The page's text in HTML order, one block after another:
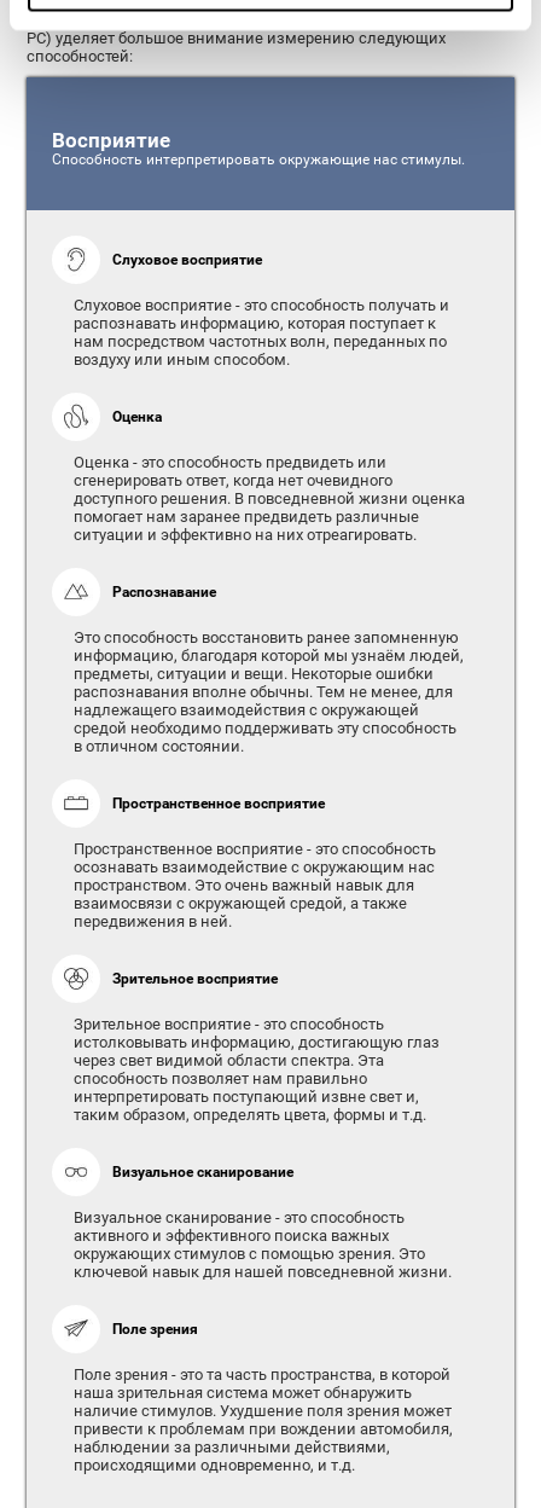
PC) уделяет большое внимание измерению следующих
способностей:
Восприятие
Способность интерпретировать окружающие нас стимулы.
Слуховое восприятие
Слуховое восприятие - это способность получать и
распознавать информацию, которая поступает к
нам посредством частотных волн, переданных по
воздуху или иным способом.
Оценка
Оценка - это способность предвидеть или
сгенерировать ответ, когда нет очевидного
доступного решения. В повседневной жизни оценка
помогает нам заранее предвидеть различные
ситуации и эффективно на них отреагировать.
Распознавание
Это способность восстановить ранее запомненную
информацию, благодаря которой мы узнаём людей,
предметы, ситуации и вещи. Некоторые ошибки
распознавания вполне обычны. Тем не менее, для
надлежащего взаимодействия с окружающей
средой необходимо поддерживать эту способность
в отличном состоянии.
Пространственное восприятие
Пространственное восприятие - это способность
осознавать взаимодействие с окружающим нас
пространством. Это очень важный навык для
взаимосвязи с окружающей средой, а также
передвижения в ней.
Зрительное восприятие
Зрительное восприятие - это способность
истолковывать информацию, достигающую глаз
через свет видимой области спектра. Эта
способность позволяет нам правильно
интерпретировать поступающий извне свет и,
таким образом, определять цвета, формы и т.д.
Визуальное сканирование
Визуальное сканирование - это способность
активного и эффективного поиска важных
окружающих стимулов с помощью зрения. Это
ключевой навык для нашей повседневной жизни.
Поле зрения
Поле зрения - это та часть пространства, в которой
наша зрительная система может обнаружить
наличие стимулов. Ухудшение поля зрения может
привести к проблемам при вождении автомобиля,
наблюдении за различными действиями,
происходящими одновременно, и т.д.